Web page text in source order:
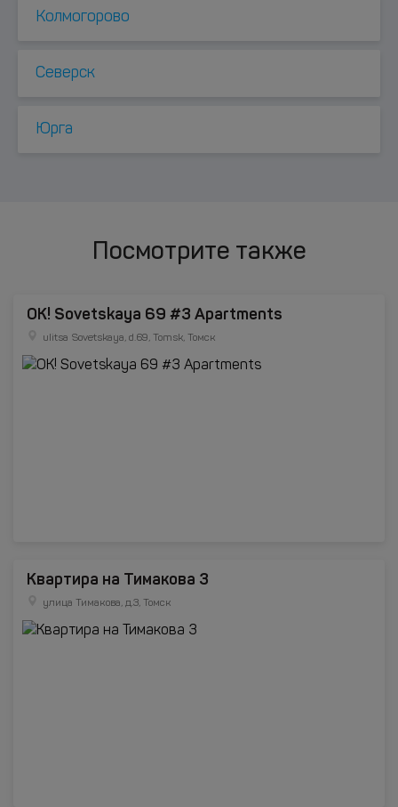
Колмогорово
Северск
Юрга
Посмотрите также
OK! Sovetskaya 69 #3 Apartments
ulitsa Sovetskaya, d.69, Tomsk, Томск
Квартира на Тимакова 3
улица Тимакова, д.3, Томск